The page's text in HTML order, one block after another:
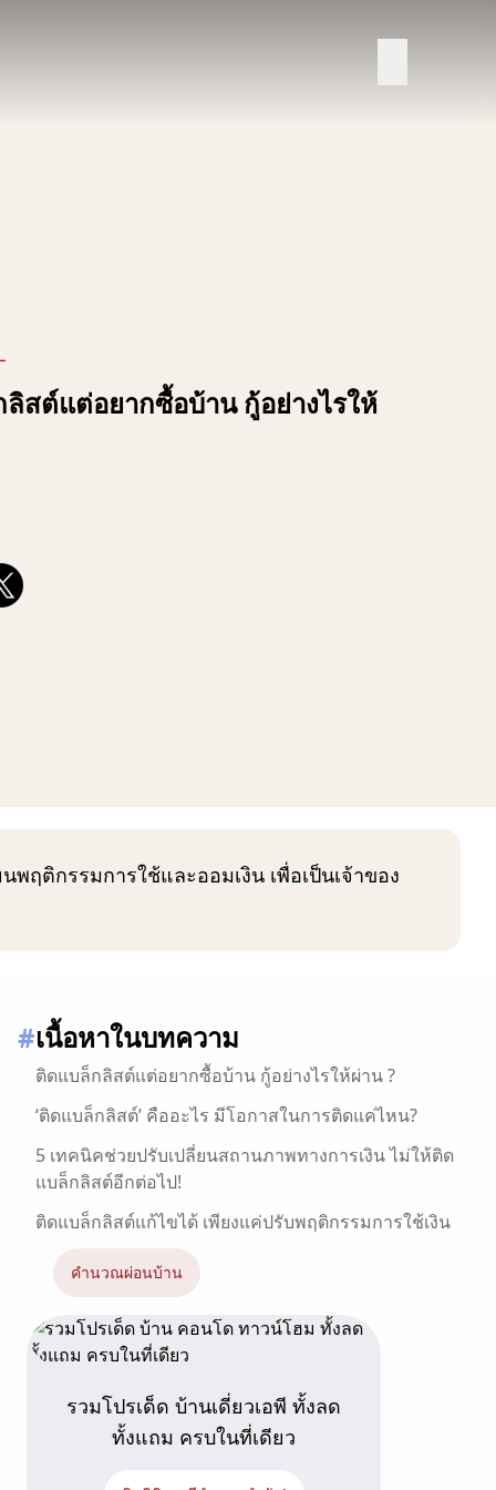
สต์แต่อยากซื้อบ้าน กู้อย่างไรให้
ฤติกรรมการใช้และออมเงิน เพื่อเป็นเจ้าของ
#เนื้อหาในบทความ
ติดแบล็กลิสต์แต่อยากซื้อบ้าน กู้อย่างไรให้ผ่าน ?
‘ติดแบล็กลิสต์’ คืออะไร มีโอกาสในการติดแค่ไหน?
5 เทคนิคช่วยปรับเปลี่ยนสถานภาพทางการเงิน ไม่ให้ติด
แบล็กลิสต์อีกต่อไป!
ติดแบล็กลิสต์แก้ไขได้ เพียงแค่ปรับพฤติกรรมการใช้เงิน
คำนวณผ่อนบ้าน
รวมโปรเด็ด บ้านเดี่ยวเอพี ทั้งลด
ทั้งแถม ครบในที่เดียว